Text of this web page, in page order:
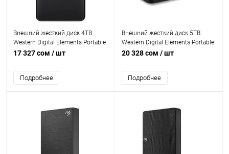
Внешний жесткий диск 4TB
Western Digital Elements Portable
USB 3.2 [WDBU6Y0040BBK-
17 327 сом / шт
Подробнее
Внешний жесткий диск 5TB
Western Digital Elements Portable
USB 3.2 [WDBU6Y0050BBK-
20 328 сом / шт
Подробнее